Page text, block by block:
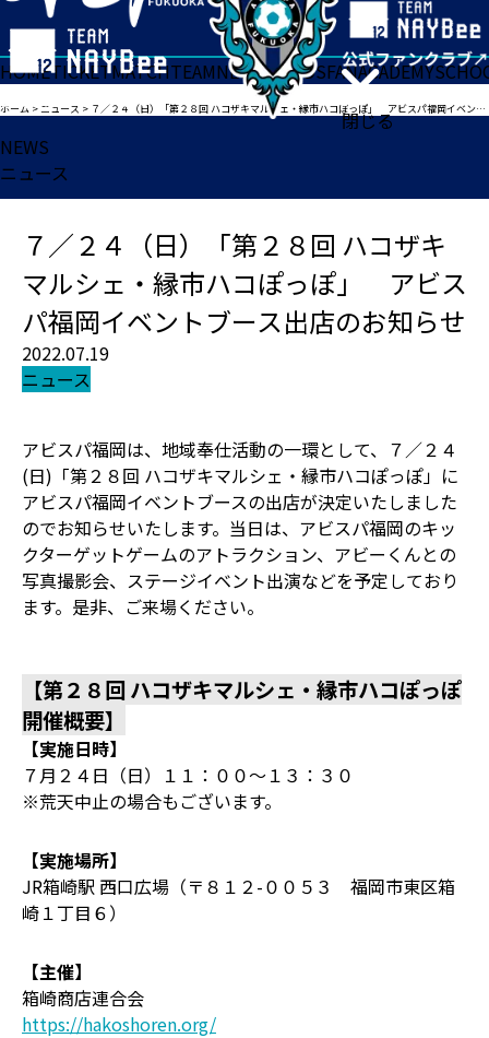
閉じる
HOMETICKETMATCHTEAMNEWSGOODSFANACADEMY
ホーム >ニュース > ７／２４（日）「第２８回 ハコザキマルシェ・縁市ハコぽっぽ」 アビスパ福岡イベントブース出店のお知らせ
NEWS
ニュース
７／２４（日）「第２８回 ハコザキ
マルシェ・縁市ハコぽっぽ」 アビス
パ福岡イベントブース出店のお知らせ
2022.07.19
ニュース
アビスパ福岡は、地域奉仕活動の一環として、７／２４
(日)「第２８回 ハコザキマルシェ・縁市ハコぽっぽ」に
アビスパ福岡イベントブースの出店が決定いたしました
のでお知らせいたします。当日は、アビスパ福岡のキッ
クターゲットゲームのアトラクション、アビーくんとの
写真撮影会、ステージイベント出演などを予定しており
ます。是非、ご来場ください。
【第２８回 ハコザキマルシェ・縁市ハコぽっぽ
開催概要】
【実施日時】
７月２４日（日）１１：００～１３：３０
※荒天中止の場合もございます。
【実施場所】
JR箱崎駅 西口広場（〒８１２-００５３ 福岡市東区箱
崎１丁目６）
【主催】
箱崎商店連合会
https://hakoshoren.org/